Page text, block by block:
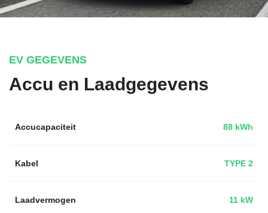
EV GEGEVENS
Accu en Laadgegevens
Accucapaciteit 88 kWh
Kabel TYPE 2
Laadvermogen 11 kW